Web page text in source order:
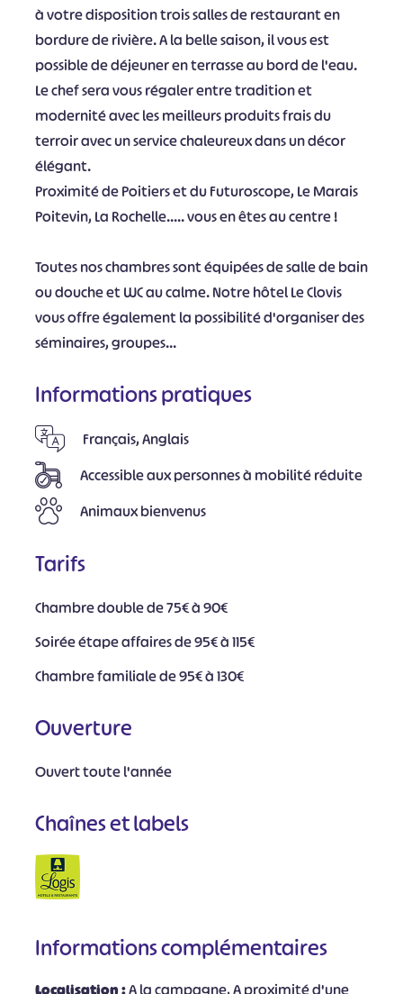
à votre disposition trois salles de restaurant en
bordure de rivière. A la belle saison, il vous est
possible de déjeuner en terrasse au bord de l'eau.
Le chef sera vous régaler entre tradition et
modernité avec les meilleurs produits frais du
terroir avec un service chaleureux dans un décor
élégant.
Proximité de Poitiers et du Futuroscope, Le Marais
Poitevin, La Rochelle..... vous en êtes au centre !
Toutes nos chambres sont équipées de salle de bain
ou douche et WC au calme. Notre hôtel Le Clovis
vous offre également la possibilité d'organiser des
séminaires, groupes...
Informations pratiques
Français, Anglais
Accessible aux personnes à mobilité réduite
Animaux bienvenus
Tarifs
Chambre double de 75€ à 90€
Soirée étape affaires de 95€ à 115€
Chambre familiale de 95€ à 130€
Ouverture
Ouvert toute l'année
Chaînes et labels
Informations complémentaires
Localisation :A la campagne, A proximité d'une